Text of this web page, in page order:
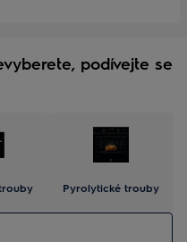
podívejte se
Pyrolytické trouby